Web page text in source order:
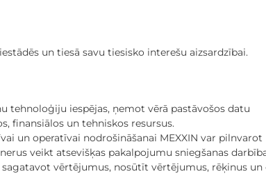
un tiesā savu tiesisko interešu aizsardzībai.
tehnoloģiju iespējas, ņemot vērā pastāvošos datu
finansiālos un tehniskos resursus.
un operatīvai nodrošināšanai MEXXIN var pilnvarot
veikt atsevišķas pakalpojumu sniegšanas
vērtējumus, nosūtīt vērtējumus, rēķinus